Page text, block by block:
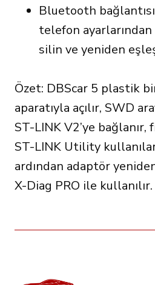
Bluetooth bağlantısı
telefon
silin ve yeniden
Özet: DBScar 5 plastik
aparatıyla açılır, SWD
ST-LINK V2’ye
ST-LINK Utility
ardından adaptör
X-Diag PRO ile kullanılır.